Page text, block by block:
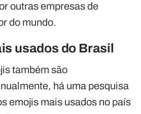
outras empresas de
do mundo.
usados do Brasil
também são
há uma pesquisa
emojis mais usados no país